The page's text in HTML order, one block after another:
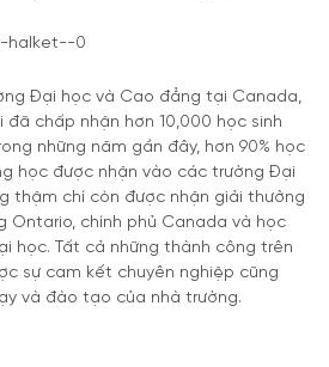
Đại học và Cao đẳng tại Canada,
chấp nhận hơn 10,000 học sinh
những năm gần đây, hơn 90% học
học được nhận vào các trường Đại
thậm chí còn được nhận giải thưởng
Ontario, chính phủ Canada và học
học. Tất cả những thành công trên
sự cam kết chuyên nghiệp cũng
và đào tạo của nhà trường.